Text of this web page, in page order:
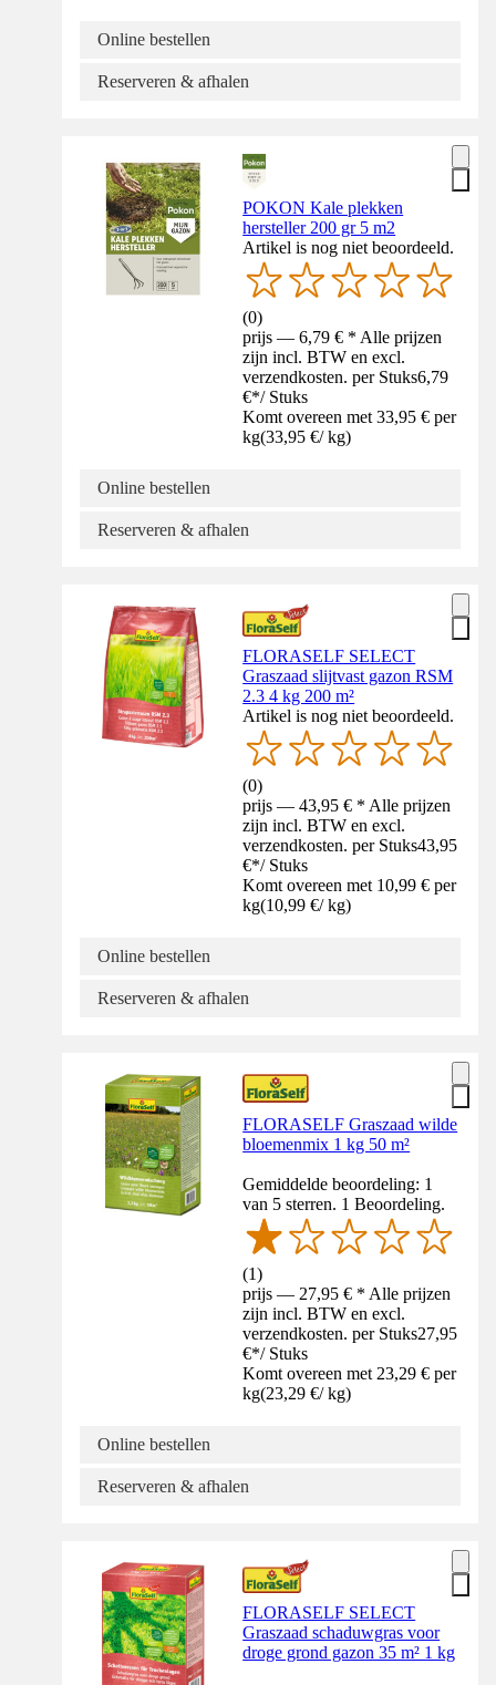
Online bestellen
Reserveren & afhalen
POKON Kale plekken
hersteller 200 gr 5 m2
Artikel is nog niet beoordeeld.
(0)
prijs — 6,79 € * Alle prijzen
zijn incl. BTW en excl.
verzendkosten. per Stuks6,79
€*/ Stuks
Komt overeen met 33,95 € per
kg(33,95 €/ kg)
Online bestellen
Reserveren & afhalen
FLORASELF SELECT
Graszaad slijtvast gazon RSM
2.3 4 kg 200 m²
Artikel is nog niet beoordeeld.
(0)
prijs — 43,95 € * Alle prijzen
zijn incl. BTW en excl.
verzendkosten. per Stuks43,95
€*/ Stuks
Komt overeen met 10,99 € per
kg(10,99 €/ kg)
Online bestellen
Reserveren & afhalen
FLORASELF Graszaad wilde
bloemenmix 1 kg 50 m²
Gemiddelde beoordeling: 1
van 5 sterren. 1 Beoordeling.
(1)
prijs — 27,95 € * Alle prijzen
zijn incl. BTW en excl.
verzendkosten. per Stuks27,95
€*/ Stuks
Komt overeen met 23,29 € per
kg(23,29 €/ kg)
Online bestellen
Reserveren & afhalen
FLORASELF SELECT
Graszaad schaduwgras voor
droge grond gazon 35 m² 1 kg